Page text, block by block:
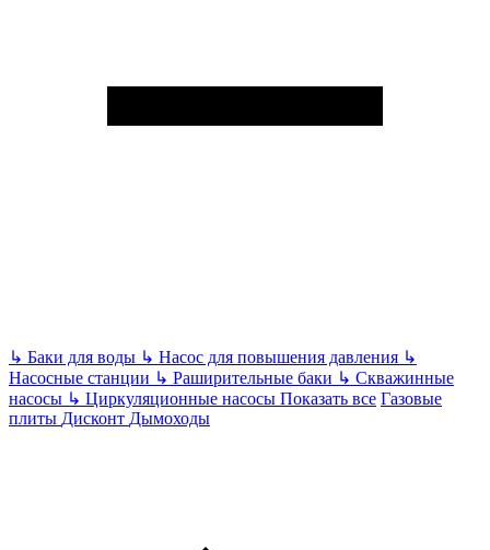
↳ Баки для воды ↳ Насос для повышения давления ↳
Насосные станции ↳ Раширительные баки ↳ Скважинные
насосы ↳ Циркуляционные насосы Показать все Газовые
плиты Дисконт Дымоходы